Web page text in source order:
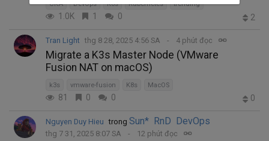
CKA DevOps K8s Kubernetes trending
1.0K 1 0 2
Tran Light thg 8 28, 2025 4:56 SA 4 phút đọc
Migrate a K3s Master Node (VMware
Fusion NAT on macOS)
k3s vmware-fusion K8s MacOS
81 0 0 0
Nguyen Duy Hieu trong Sun* RnD DevOps
thg 7 31, 2025 8:07 SA 12 phút đọc